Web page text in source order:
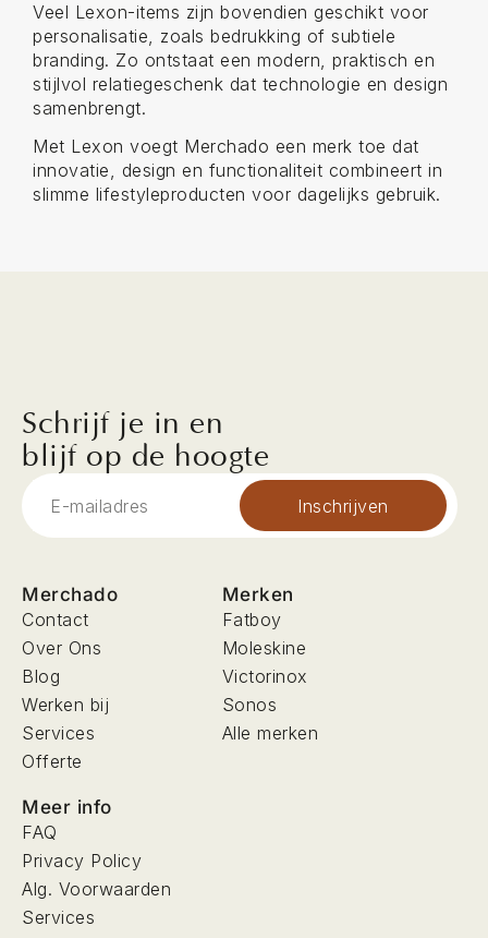
Veel Lexon-items zijn bovendien geschikt voor
personalisatie, zoals bedrukking of subtiele
branding. Zo ontstaat een modern, praktisch en
stijlvol relatiegeschenk dat technologie en design
samenbrengt.
Met Lexon voegt Merchado een merk toe dat
innovatie, design en functionaliteit combineert in
slimme lifestyleproducten voor dagelijks gebruik.
Schrijf je in en
blijf op de hoogte
Inschrijven
Merchado
Contact
Over Ons
Blog
Werken bij
Services
Offerte
Merken
Fatboy
Moleskine
Victorinox
Sonos
Alle merken
Meer info
FAQ
Privacy Policy
Alg. Voorwaarden
Services